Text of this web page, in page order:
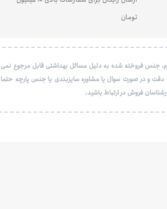
تومان
جنس فروخته شده به دلیل مسائل بهداشتی قابل مرجوع نمی
دقت و در صورت سوال یا مشاوره سایزبندی یا جنس پارچه حتما
فروش در ارتباط باشید.